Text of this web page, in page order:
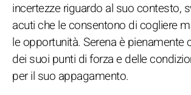
incertezze riguardo al suo contesto,
acuti che le consentono di cogliere
le opportunità. Serena è pienamente
dei suoi punti di forza e delle
per il suo appagamento.